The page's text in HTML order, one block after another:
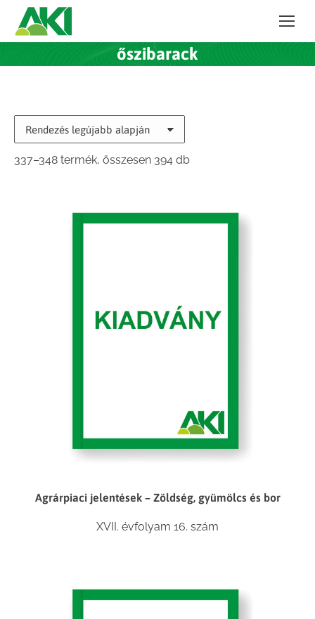
őszibarack
337–348 termék, összesen 394 dbSorted
Agrárpiaci jelentések – Zöldség, gyümölcs és bor
XVII. évfolyam 16. szám